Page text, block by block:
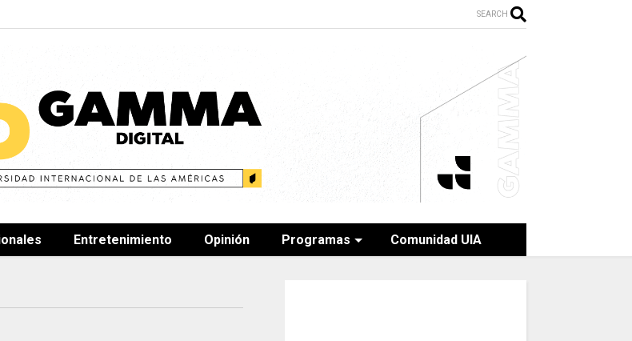
SEARCH
Entretenimiento Opinión Programas Comunidad UIA